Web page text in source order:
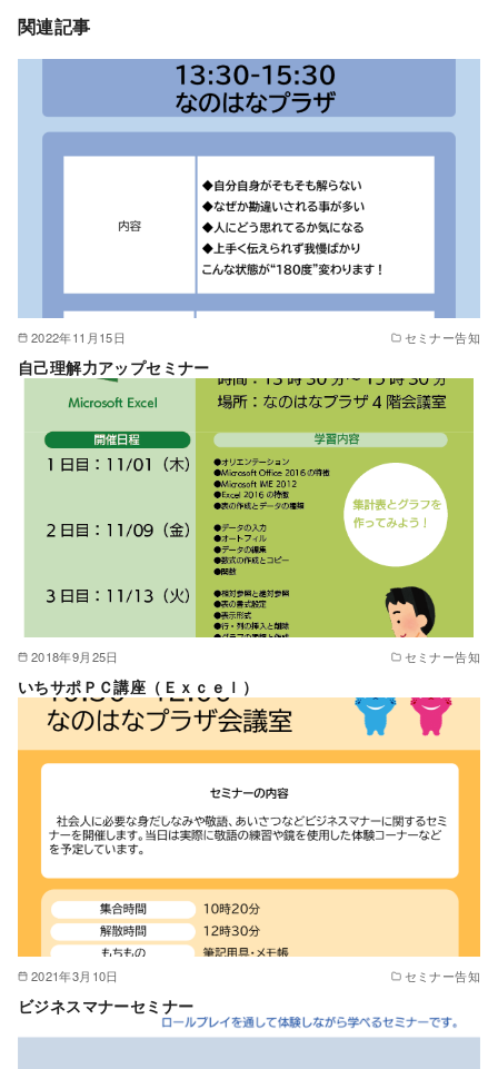
関連記事
2022年11月15日 セミナー告知
自己理解力アップセミナー
2018年9月25日 セミナー告知
いちサポＰＣ講座（Ｅｘｃｅｌ）
2021年3月10日 セミナー告知
ビジネスマナーセミナー